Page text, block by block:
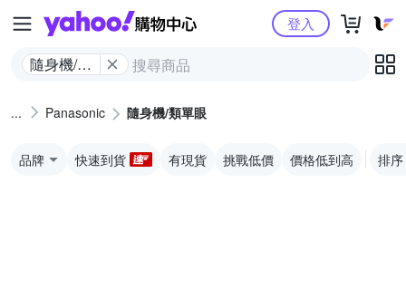
Yahoo購物中心
隨身機/類
登入
Panasonic 隨身機/類單眼
品牌 快速到貨 有現貨 挑戰低價 價格低到高 排序